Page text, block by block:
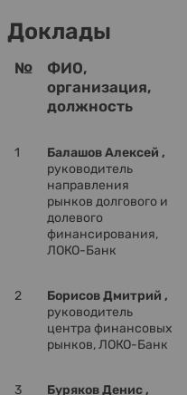
Доклады
№
ФИО,
организация,
должность
1
Балашов Алексей ,
руководитель
направления
рынков долгового и
долевого
финансирования,
ЛОКО-Банк
2
Борисов Дмитрий ,
руководитель
центра финансовых
рынков, ЛОКО-Банк
3
Буряков Денис ,